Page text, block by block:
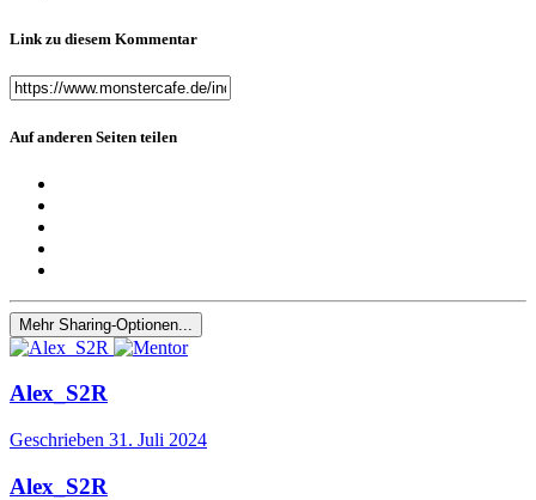
Link zu diesem Kommentar
Auf anderen Seiten teilen
Mehr Sharing-Optionen...
Alex_S2R
Geschrieben 31. Juli 2024
Alex_S2R